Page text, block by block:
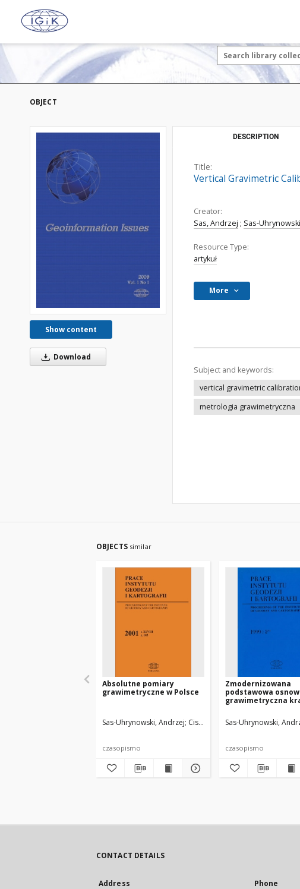
OBJECT
Show content
Download
DESCRIPTION
Title:
Vertical Gravimetric
Creator:
Sas, Andrzej ; Sas-
Resource Type:
artykuł
More
Subject and keywords:
vertical gravimetric
metrologia grawimetryczna
OBJECTS similar
Absolutne pomiary
grawimetryczne w Polsce
Sas-Uhrynowski, Andrzej Cisak, Maria
czasopismo
Zmodernizowana
podstawowa
grawimetryczna
Sas-Uhrynowski,
czasopismo
CONTACT DETAILS
Address Phone